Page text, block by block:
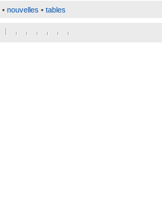
• nouvelles • tables